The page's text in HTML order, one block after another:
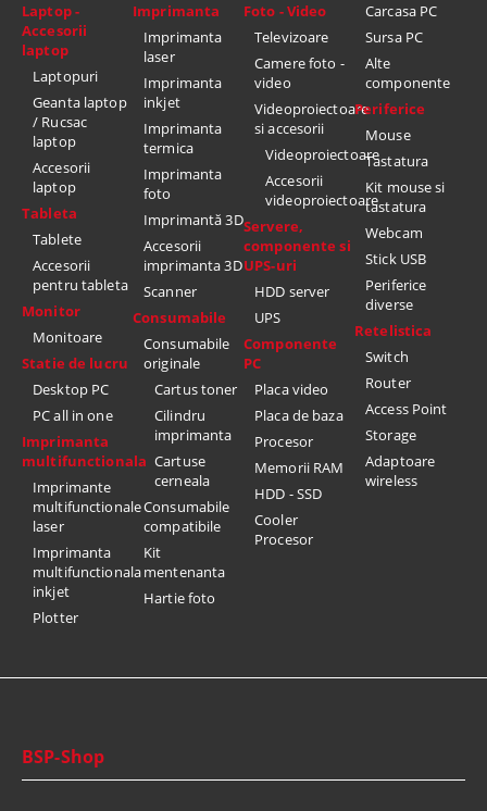
Laptop -
Accesorii
laptop
Laptopuri
Geanta laptop
/ Rucsac
laptop
Accesorii
laptop
Tableta
Tablete
Accesorii
pentru tableta
Monitor
Monitoare
Statie de lucru
Desktop PC
PC all in one
Imprimanta
multifunctionala
Imprimante
multifunctionale
laser
Imprimanta
multifunctionala
inkjet
Plotter
Imprimanta
Imprimanta
laser
Imprimanta
inkjet
Imprimanta
termica
Imprimanta
foto
Imprimantă 3D
Accesorii
imprimanta 3D
Scanner
Consumabile
Consumabile
originale
Cartus toner
Cilindru
imprimanta
Cartuse
cerneala
Consumabile
compatibile
Kit
mentenanta
Hartie foto
Foto - Video
Televizoare
Camere foto -
video
Videoproiectoare
si accesorii
Videoproiectoare
Accesorii
videoproiectoare
Servere,
componente si
UPS-uri
HDD server
UPS
Componente
PC
Placa video
Placa de baza
Procesor
Memorii RAM
HDD - SSD
Cooler
Procesor
Carcasa PC
Sursa PC
Alte
componente
Periferice
Mouse
Tastatura
Kit mouse si
tastatura
Webcam
Stick USB
Periferice
diverse
Retelistica
Switch
Router
Access Point
Storage
Adaptoare
wireless
BSP-Shop